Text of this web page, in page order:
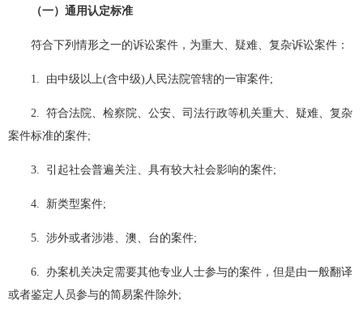
（一）通用认定标准
符合下列情形之一的诉讼案件，为重大、疑难、复杂诉讼案件：
1. 由中级以上(含中级)人民法院管辖的一审案件;
2. 符合法院、检察院、公安、司法行政等机关重大、疑难、复杂
案件标准的案件;
3. 引起社会普遍关注、具有较大社会影响的案件;
4. 新类型案件;
5. 涉外或者涉港、澳、台的案件;
6. 办案机关决定需要其他专业人士参与的案件，但是由一般翻译
或者鉴定人员参与的简易案件除外;